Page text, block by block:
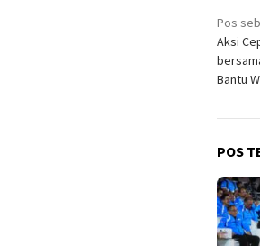
pos
Pos
Aksi
Bantu
POS